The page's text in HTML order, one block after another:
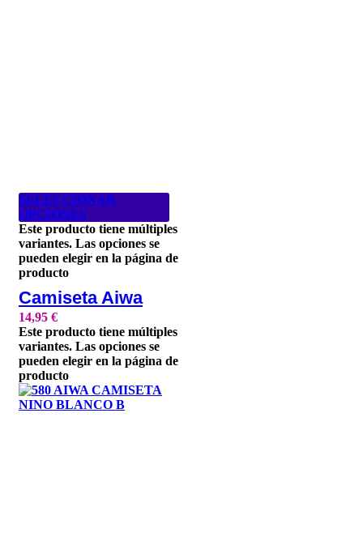
SELECCIONAR
OPCIONES
Este producto tiene múltiples
variantes. Las opciones se
pueden elegir en la página de
producto
Camiseta Aiwa
14,95 €
Este producto tiene múltiples
variantes. Las opciones se
pueden elegir en la página de
producto